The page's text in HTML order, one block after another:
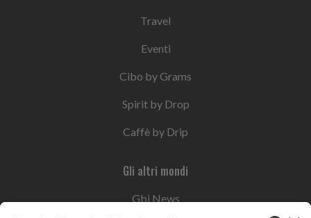
Travel
Eventi
Cibo by Grams
Spirit by Drop
Caffè by Drip
Gli altri mondi
Gbi News